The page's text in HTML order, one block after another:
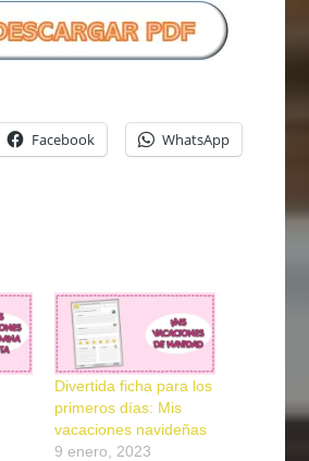
Facebook WhatsApp
Divertida ficha para los
primeros días: Mis
vacaciones navideñas
9 enero, 2023